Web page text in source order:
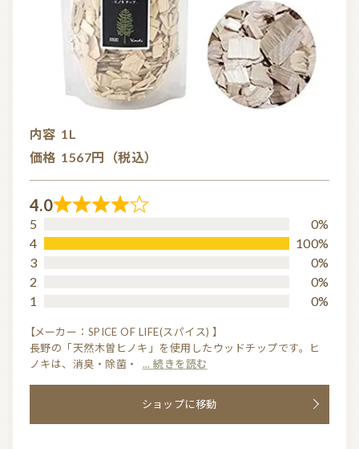
内容 1L
価格 1567円（税込）
4.0
R
a
4.
0
o
5
0%
4
100%
3
0%
2
0%
1
0%
【メーカー：SPICE OF LIFE(スパイス) 】
長野の「天然木曽ヒノキ」を使用したウッドチップです。ヒ
ノキは、消臭・除菌・
... 続きを読む
ショップに移動